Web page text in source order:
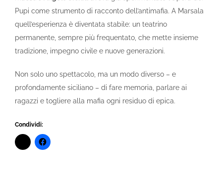
Pupi come strumento di racconto dell’antimafia. A Marsala
quell’esperienza è diventata stabile: un teatrino
permanente, sempre più frequentato, che mette insieme
tradizione, impegno civile e nuove generazioni.
Non solo uno spettacolo, ma un modo diverso – e
profondamente siciliano – di fare memoria, parlare ai
ragazzi e togliere alla mafia ogni residuo di epica.
Condividi: